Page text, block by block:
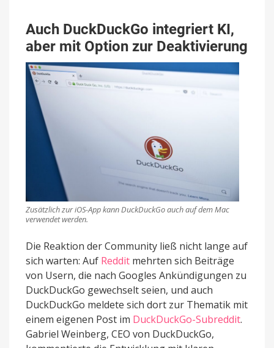
Auch DuckDuckGo integriert KI,
aber mit Option zur Deaktivierung
Zusätzlich zur iOS-App kann DuckDuckGo auch auf dem Mac
verwendet werden.
Die Reaktion der Community ließ nicht lange auf
sich warten: Auf Reddit mehrten sich Beiträge
von Usern, die nach Googles Ankündigungen zu
DuckDuckGo gewechselt seien, und auch
DuckDuckGo meldete sich dort zur Thematik mit
einem eigenen Post im DuckDuckGo-Subreddit.
Gabriel Weinberg, CEO von DuckDuckGo,